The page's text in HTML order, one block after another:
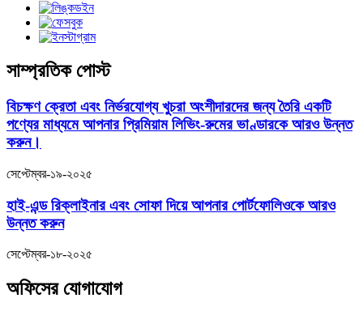
সাম্প্রতিক পোস্ট
বিচক্ষণ ক্রেতা এবং নির্ভরযোগ্য খুচরা অংশীদারদের জন্য তৈরি একটি
পণ্যের মাধ্যমে আপনার প্রিমিয়াম লিভিং-রুমের ভাণ্ডারকে আরও উন্নত
করুন।
সেপ্টেম্বর-১৯-২০২৫
হাই-এন্ড রিক্লাইনার এবং সোফা দিয়ে আপনার পোর্টফোলিওকে আরও
উন্নত করুন
সেপ্টেম্বর-১৮-২০২৫
অফিসের যোগাযোগ